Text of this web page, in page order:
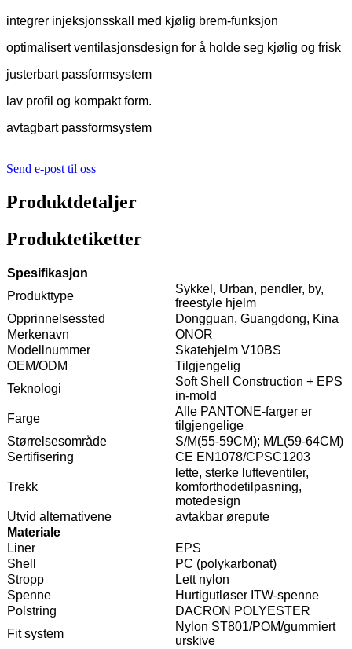
integrer injeksjonsskall med kjølig brem-funksjon
optimalisert ventilasjonsdesign for å holde seg kjølig og frisk
justerbart passformsystem
lav profil og kompakt form.
avtagbart passformsystem
Send e-post til oss
Produktdetaljer
Produktetiketter
Spesifikasjon
Produkttype
Sykkel, Urban, pendler, by,
freestyle hjelm
Opprinnelsessted
Dongguan, Guangdong, Kina
Merkenavn
ONOR
Modellnummer
Skatehjelm V10BS
OEM/ODM
Tilgjengelig
Teknologi
Soft Shell Construction + EPS
in-mold
Farge
Alle PANTONE-farger er
tilgjengelige
Størrelsesområde
S/M(55-59CM); M/L(59-64CM)
Sertifisering
CE EN1078/CPSC1203
Trekk
lette, sterke lufteventiler,
komforthodetilpasning,
motedesign
Utvid alternativene
avtakbar ørepute
Materiale
Liner
EPS
Shell
PC (polykarbonat)
Stropp
Lett nylon
Spenne
Hurtigutløser ITW-spenne
Polstring
DACRON POLYESTER
Fit system
Nylon ST801/POM/gummiert
urskive